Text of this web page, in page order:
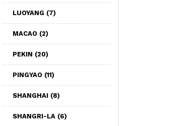
LUOYANG (7)
MACAO (2)
PEKIN (20)
PINGYAO (11)
SHANGHAI (8)
SHANGRI-LA (6)